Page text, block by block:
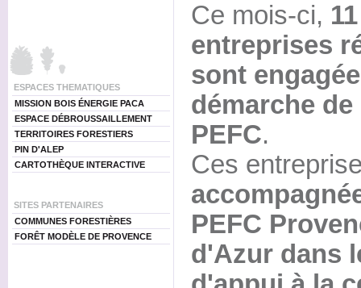
ESPACES THEMATIQUES
MISSION BOIS ÉNERGIE PACA
ESPACE DÉBROUSSAILLEMENT
TERRITOIRES FORESTIERS
PIN D'ALEP
CARTOTHÈQUE INTERACTIVE
SITES PARTENAIRES
COMMUNES FORESTIÈRES
FORÊT MODÈLE DE PROVENCE
Ce mois-ci,
entreprises
sont
démarche
PEFC.
Ces
PEFC
d'Azur dans